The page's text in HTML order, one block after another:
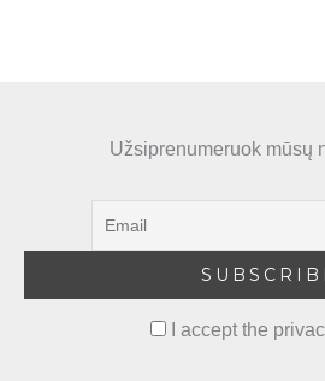
Užsiprenumeruok mūsų
I accept the